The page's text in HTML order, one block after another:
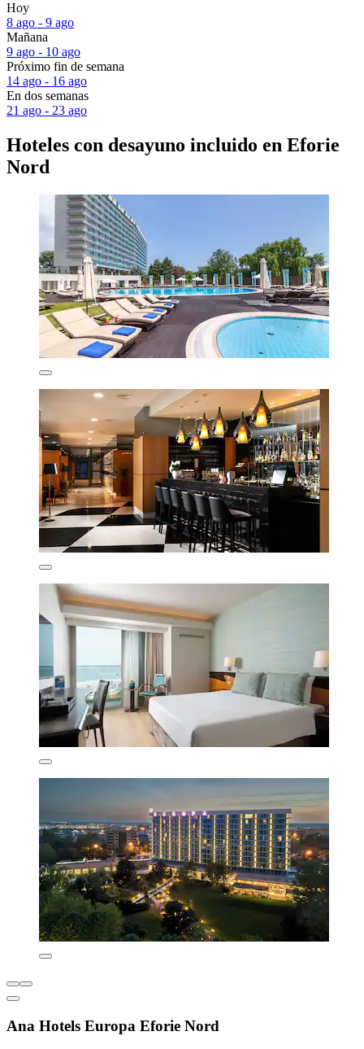
Hoy
8 ago - 9 ago
Mañana
9 ago - 10 ago
Próximo fin de semana
14 ago - 16 ago
En dos semanas
21 ago - 23 ago
Hoteles con desayuno incluido en Eforie
Nord
Ana Hotels Europa Eforie Nord